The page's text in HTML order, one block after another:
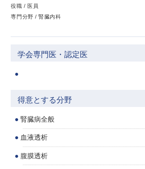
役職 / 医員
専門分野 / 腎臓内科
学会専門医・認定医
得意とする分野
腎臓病全般
血液透析
腹膜透析